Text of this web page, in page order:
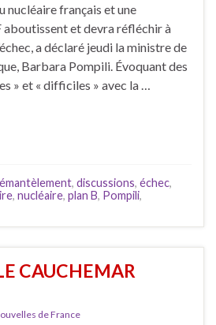
nucléaire français et une
aboutissent et devra réfléchir à
a déclaré jeudi la ministre de
Barbara Pompili. Évoquant des
» et « difficiles » avec la …
, discussions, échec,
, nucléaire, plan B, Pompili,
CAUCHEMAR
de France